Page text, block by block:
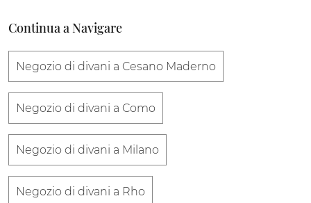
Continua a Navigare
Negozio di divani a Cesano Maderno
Negozio di divani a Como
Negozio di divani a Milano
Negozio di divani a Rho